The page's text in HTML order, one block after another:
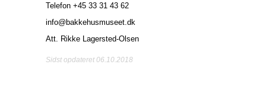
Telefon +45 33 31 43 62
info@bakkehusmuseet.dk
Att. Rikke Lagersted-Olsen
Sidst opdateret 06.10.2018